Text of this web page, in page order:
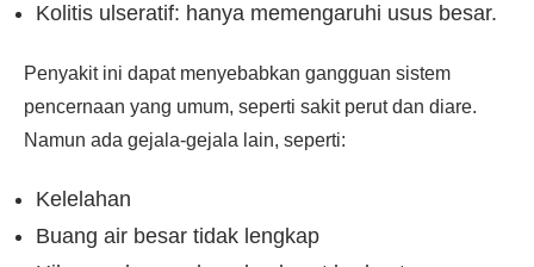
Kolitis ulseratif: hanya memengaruhi usus besar.
Penyakit ini dapat menyebabkan gangguan sistem
pencernaan yang umum, seperti sakit perut dan diare.
Namun ada gejala-gejala lain, seperti:
Kelelahan
Buang air besar tidak lengkap